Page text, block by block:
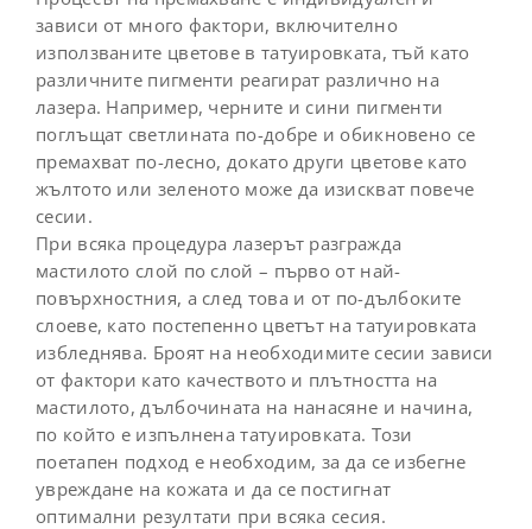
зависи от много фактори, включително
използваните цветове в татуировката, тъй като
различните пигменти реагират различно на
лазера. Например, черните и сини пигменти
поглъщат светлината по-добре и обикновено се
премахват по-лесно, докато други цветове като
жълтото или зеленото може да изискват повече
сесии.
При всяка процедура лазерът разгражда
мастилото слой по слой – първо от най-
повърхностния, а след това и от по-дълбоките
слоеве, като постепенно цветът на татуировката
избледнява. Броят на необходимите сесии зависи
от фактори като качеството и плътността на
мастилото, дълбочината на нанасяне и начина,
по който е изпълнена татуировката. Този
поетапен подход е необходим, за да се избегне
увреждане на кожата и да се постигнат
оптимални резултати при всяка сесия.